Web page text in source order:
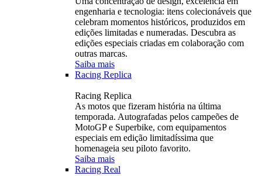
engenharia e tecnologia: itens colecionáveis ​​que
celebram momentos históricos, produzidos em
edições limitadas e numeradas. Descubra as
edições especiais criadas em colaboração com
outras marcas.
Saiba mais
Racing Replica
Racing Replica
As motos que fizeram história na última
temporada. Autografadas pelos campeões de
MotoGP e Superbike, com equipamentos
especiais em edição limitadíssima que
homenageia seu piloto favorito.
Saiba mais
Racing Real